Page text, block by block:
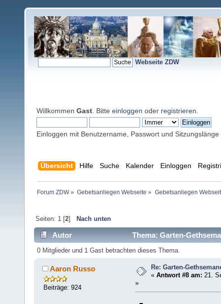
Webseite ZDW
Willkommen Gast . Bitte einloggen oder registrieren
Einloggen mit Benutzername, Passwort und Sitzungslänge
Übersicht Hilfe Suche Kalender Einloggen
Forum ZDW» Gebetsanliegen Webseite » Gebetsanliegen
Seiten: 1[2] Nach unten
Autor Thema: Garten-
0 Mitglieder und 1 Gast betrachten dieses Thema.
Aaron Russo
Beiträge: 924
Re: Garten-
«Antwort #8 am: 21.
»